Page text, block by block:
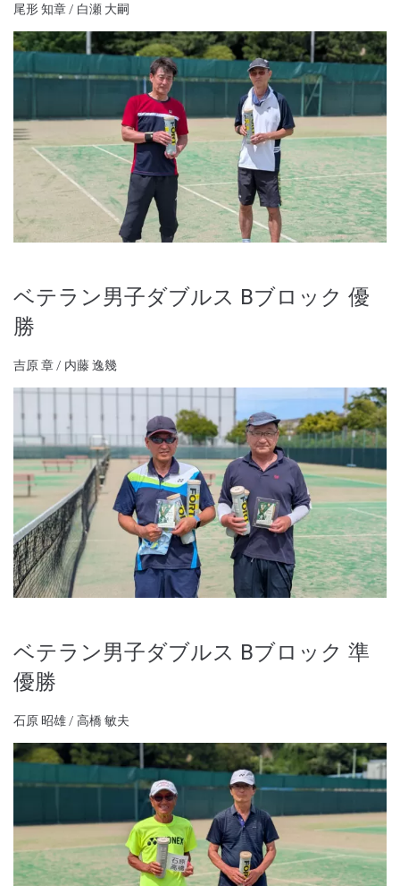
尾形 知章 / 白瀬 大嗣
ベテラン男子ダブルス Bブロック 優
勝
吉原 章 / 内藤 逸幾
ベテラン男子ダブルス Bブロック 準
優勝
石原 昭雄 / 高橋 敏夫